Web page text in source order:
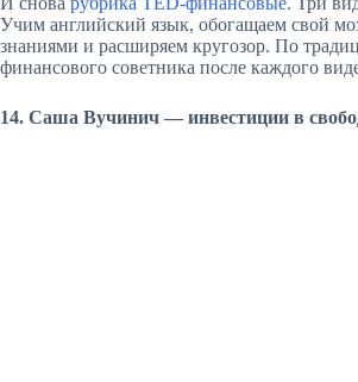
Учим английский язык, обогащаем свой
знаниями и расширяем кругозор. По
финансового советника после каждого
14. Саша Вучинич — инвестиции в